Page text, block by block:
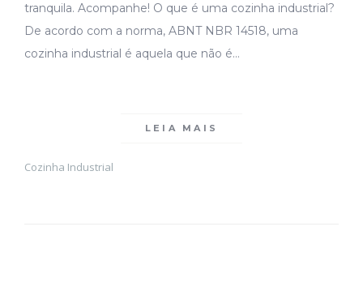
tranquila. Acompanhe! O que é uma cozinha industrial?
De acordo com a norma, ABNT NBR 14518, uma
cozinha industrial é aquela que não é…
LEIA MAIS
Cozinha Industrial